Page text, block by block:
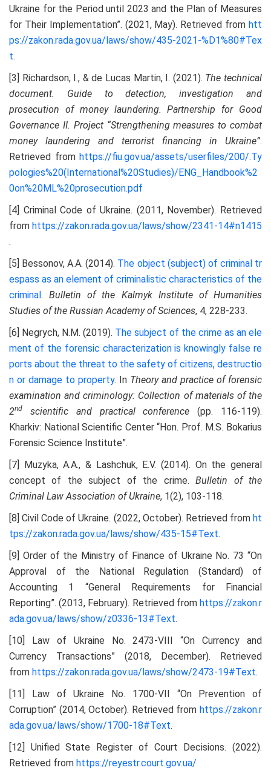
Ukraine for the Period until 2023 and the Plan of Measures
for Their Implementation”. (2021, May). Retrieved from htt
ps://zakon.rada.gov.ua/laws/show/435-2021-%D1%80#Tex
t.
[3] Richardson, I., & de Lucas Martin, I. (2021). The technical
document. Guide to detection, investigation and
prosecution of money laundering. Partnership for Good
Governance II. Project “Strengthening measures to combat
money laundering and terrorist financing in Ukraine”.
Retrieved from https://fiu.gov.ua/assets/userfiles/200/.Ty
pologies%20(International%20Studies)/ENG_Handbook%2
0on%20ML%20prosecution.pdf
[4] Criminal Code of Ukraine. (2011, November). Retrieved
from https://zakon.rada.gov.ua/laws/show/2341-14#n1415
.
[5] Bessonov, A.A. (2014). The object (subject) of criminal tr
espass as an element of criminalistic characteristics of the
criminal .Bulletin of the Kalmyk Institute of Humanities
Studies of the Russian Academy of Sciences, 4, 228-233.
[6] Negrych, N.M. (2019). The subject of the crime as an ele
ment of the forensic characterization is knowingly false re
ports about the threat to the safety of citizens, destructio
n or damage to property. In Theory and practice of forensic
examination and criminology: Collection of materials of the
2nd scientific and practical conference(рр. 116-119).
Kharkiv: National Scientific Center “Hon. Prof. M.S. Bokarius
Forensic Science Institute”.
[7] Muzyka, A.A., & Lashchuk, E.V. (2014). On the general
concept of the subject of the crime.Bulletin of the
Criminal Law Association of Ukraine, 1(2), 103-118.
[8] Civil Code of Ukraine. (2022, October). Retrieved from ht
tps://zakon.rada.gov.ua/laws/show/435-15#Text.
[9] Order of the Ministry of Finance of Ukraine No. 73 “On
Approval of the National Regulation (Standard) of
Accounting 1 “General Requirements for Financial
Reporting”. (2013, February). Retrieved from https://zakon.r
ada.gov.ua/laws/show/z0336-13#Text.
[10] Law of Ukraine No. 2473-VIII “On Currency and
Currency Transactions” (2018, December). Retrieved
from https://zakon.rada.gov.ua/laws/show/2473-19#Text.
[11] Law of Ukraine No. 1700-VII “On Prevention of
Corruption” (2014, October). Retrieved from https://zakon.r
ada.gov.ua/laws/show/1700-18#Text.
[12] Unified State Register of Court Decisions. (2022).
Retrieved from https://reyestr.court.gov.ua/